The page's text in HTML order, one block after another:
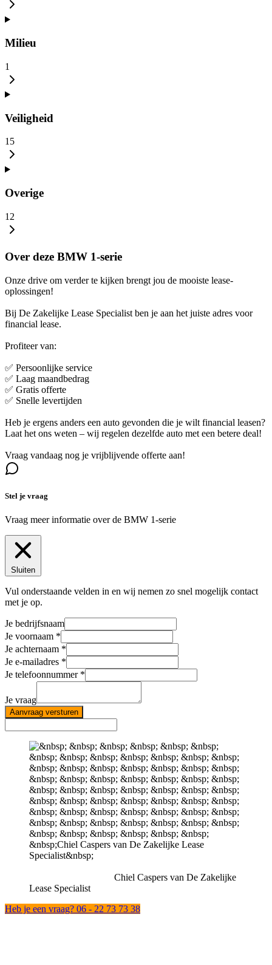
Milieu
1
Veiligheid
15
Overige
12
Over deze BMW 1-serie
Onze drive om verder te kijken brengt jou de mooiste lease-
oplossingen!
Bij De Zakelijke Lease Specialist ben je aan het juiste adres voor
financial lease.
Profiteer van:
✅ Persoonlijke service
✅ Laag maandbedrag
✅ Gratis offerte
✅ Snelle levertijden
Heb je ergens anders een auto gevonden die je wilt financial leasen?
Laat het ons weten – wij regelen dezelfde auto met een betere deal!
Vraag vandaag nog je vrijblijvende offerte aan!
Stel je vraag
Vraag meer informatie over de BMW 1-serie
Sluiten
Vul onderstaande velden in en wij nemen zo snel mogelijk contact
met je op.
Je bedrijfsnaam
Je voornaam
Je achternaam
Je e-mailadres
Je telefoonnummer
Je vraag
Aanvraag versturen
Chiel Caspers van De Zakelijke
Lease Specialist
Heb je een vraag? 06 - 22 73 73 38